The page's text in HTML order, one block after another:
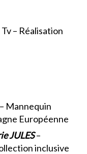
– Réalisation
Mannequin
Européenne
JULES–
inclusive